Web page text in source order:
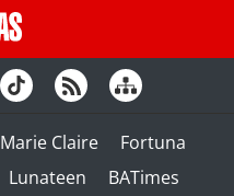
Marie Claire
Fortuna
Lunateen BATimes